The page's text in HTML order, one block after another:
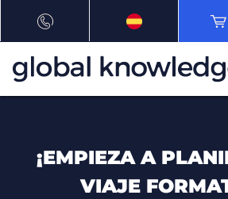
¡EMPIEZA A
VIAJE